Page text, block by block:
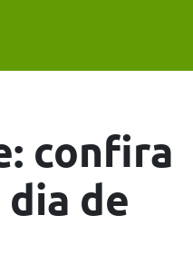
confira
de